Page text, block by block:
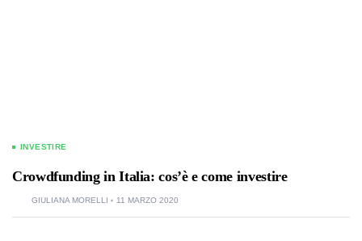
INVESTIRE
Crowdfunding in Italia: cos’è e come investire
GIULIANA MORELLI 11 MARZO 2020